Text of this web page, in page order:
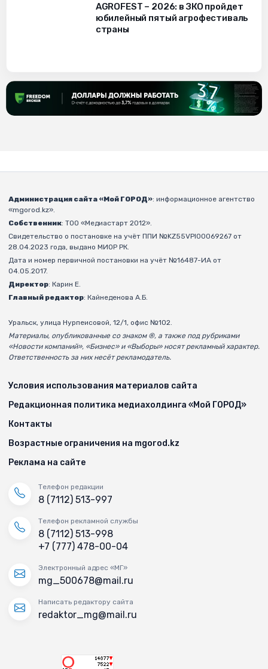
AGROFEST – 2026: в ЗКО пройдет
юбилейный пятый агрофестиваль
страны
Администрация сайта «Мой ГОРОД»: информационное агентство
«mgorod.kz».
Собственник: ТОО «Медиастарт 2012».
Свидетельство о постановке на учёт ППИ №KZ55VPI00069267 от
28.04.2023 года, выдано МИОР РК.
Дата и номер первичной постановки на учёт №16487-ИА от
04.05.2017.
Директор: Карин Е.
Главный редактор: Кайнеденова А.Б.
Уральск, улица Нурпеисовой, 12/1, офис №102.
Материалы, опубликованные со знаком ®, а также под рубриками
«Новости компаний», «Бизнес» и «Выборы» носят рекламный характер.
Ответственность за них несёт рекламодатель.
Условия использования материалов сайта
Редакционная политика медиахолдинга «Мой ГОРОД»
Контакты
Возрастные ограничения на mgorod.kz
Реклама на сайте
Телефон редакции
8 (7112) 513-997
Телефон рекламной службы
8 (7112) 513-998
+7 (777) 478-00-04
Электронный адрес «МГ»
mg_500678@mail.ru
Написать редактору сайта
redaktor_mg@mail.ru